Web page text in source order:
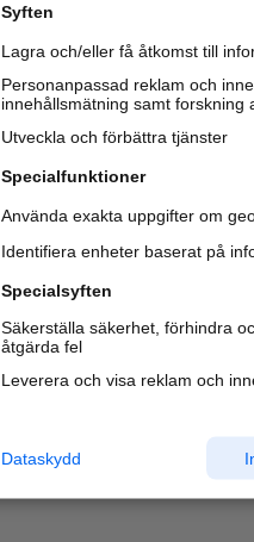
Syften
Lagra och/eller få åtkomst till
Personanpassad reklam och
innehållsmätning samt forskning
Utveckla och förbättra tjänster
Specialfunktioner
Använda exakta uppgifter om
Identifiera enheter baserat på
Specialsyften
Säkerställa säkerhet, förhindra
åtgärda fel
Leverera och visa reklam och
Dataskydd